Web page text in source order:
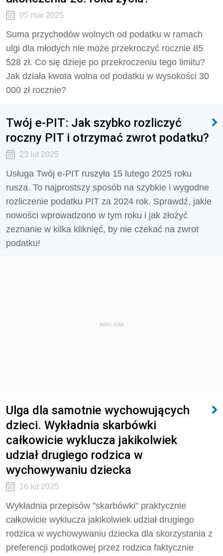
05 mar 2025
Suma przychodów wolnych od podatku w ramach
ulgi dla młodych nie może przekroczyć rocznie 85
528 zł. Co się dzieje po przekroczeniu tego limitu?
Jak działa kwota wolna od podatku w wysokości 30
000 zł rocznie?
Twój e-PIT: Jak szybko rozliczyć
roczny PIT i otrzymać zwrot podatku?
23 lut 2025
Usługa Twój e-PIT ruszyła 15 lutego 2025 roku
rusza. To najprostszy sposób na szybkie i wygodne
rozliczenie podatku PIT za 2024 rok. Sprawdź, jakie
nowości wprowadzono w tym roku i jak złożyć
zeznanie w kilka kliknięć, by nie czekać na zwrot
podatku!
REKLAMA
Ulga dla samotnie wychowujących
dzieci. Wykładnia skarbówki
całkowicie wyklucza jakikolwiek
udział drugiego rodzica w
wychowywaniu dziecka
16 lut 2025
Wykładnia przepisów "skarbówki" praktycznie
całkowicie wyklucza jakikolwiek udział drugiego
rodzica w wychowywaniu dziecka dla skorzystania z
preferencji podatkowej przez rodzica faktycznie